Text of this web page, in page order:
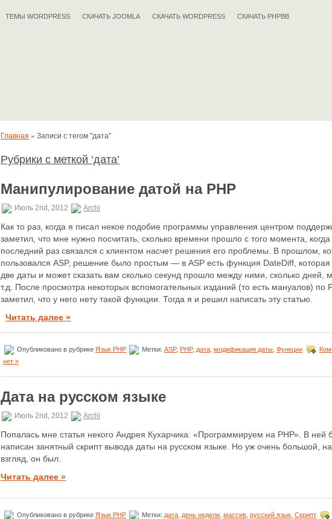
ТЕМЫ WORDPRESS СКАЧАТЬ JOOMLA СКАЧАТЬ WORDPRESS СКАЧАТЬ PHPBB
Главная » Записи с тегом "дата"
Рубрики с меткой ‘дата’
Манипулирование датой на PHP
Июль 2nd, 2012 Archi
Как то раз, когда я писал некое подобие программы управления центром
заметил, что мне нужно посчитать, сколько времени прошло с того момента, когда
последний раз связался с клиентом насчет решения его проблемы. В прошлом,
пользовался ASP, решение было простым — в ASP есть функция DateDiff, которая
две даты и может сказать вам сколько секунд прошло между ними, сколько дней,
т.д. После просмотра некоторых вспомогательных изданий (то есть мануалов) по
заметил, что у него нету такой функции. Тогда я и решил написать эту статью.
Читать далее »
Опубликовано в рубрике Язык PHP Метки: ASP, PHP, дата модификация даты Функции
нет »
Дата на русском языке
Июль 2nd, 2012 Archi
Попалась мне статья некого Андрея Кухарчика: «Программируем на РНР». В ней
написан занятный скрипт вывода даты на русском языке. Но уж очень большой,
взгляд, он был.
Читать далее »
Опубликовано в рубрике Язык PHP Метки: дата день недели массив русский язык Скрипт